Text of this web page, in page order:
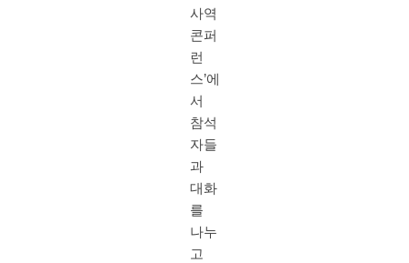
사역
콘퍼
런
스’에
서
참석
자들
과
대화
를
나누
고